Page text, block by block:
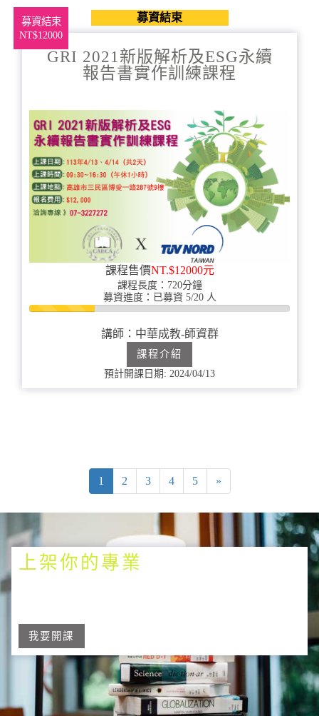
募資結束
NT$12000
募資結束
GRI 2021新版解析及ESG永續
報告書實作訓練課程
課程售價NT.$12000元
課程長度：720分鐘
募資進度：已募資 5/20 人
25%
講師：中華成教-師資群
課程介紹
預計開課日期: 2024/04/13
1 2 3 4 5 »
上架你的專業
我要開課